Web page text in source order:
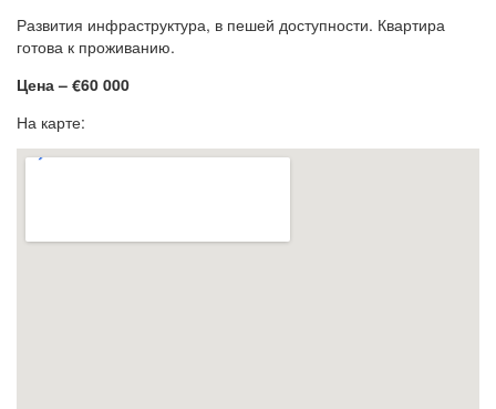
Развития инфраструктура, в пешей доступности. Квартира
готова к проживанию.
Цена – €60 000
На карте: